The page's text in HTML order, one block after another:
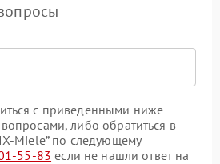
с приведенными ниже
либо обратиться в
Miele” по следующему
55-83 если не нашли ответ на